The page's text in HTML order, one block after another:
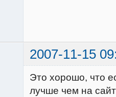
2007-11-15
Это хорошо, что
лучше чем на